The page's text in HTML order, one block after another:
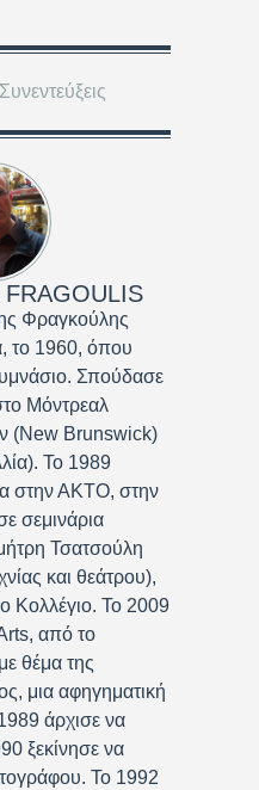
Συνεντεύξεις
Φραγκούλης
το 1960, όπου
Σπούδασε
Μόντρεαλ
(New Brunswick)
Το 1989
στην ΑΚΤΟ, στην
σεμινάρια
Τσατσούλη
και θεάτρου),
Κολλέγιο. Το 2009
από το
θέμα της
μια αφηγηματική
άρχισε να
ξεκίνησε να
Το 1992